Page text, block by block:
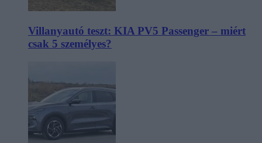
Villanyautó teszt: KIA PV5 Passenger – miért
csak 5 személyes?